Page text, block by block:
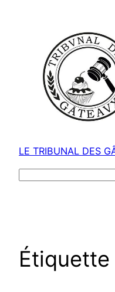
LE TRIBUNAL DES
Étiquette